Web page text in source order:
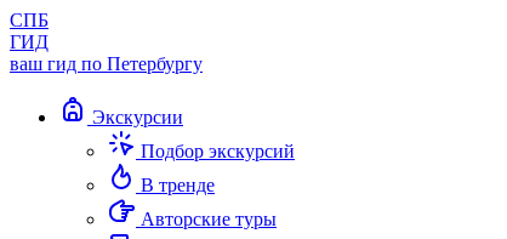
СПБ
ГИД
ваш гид по Петербургу
Экскурсии
Подбор экскурсий
В тренде
Авторские туры